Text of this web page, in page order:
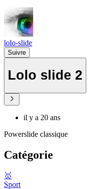
lolo-slide
Suivre
Lolo slide 2
il y a 20 ans
Powerslide classique
Catégorie
🥇
Sport